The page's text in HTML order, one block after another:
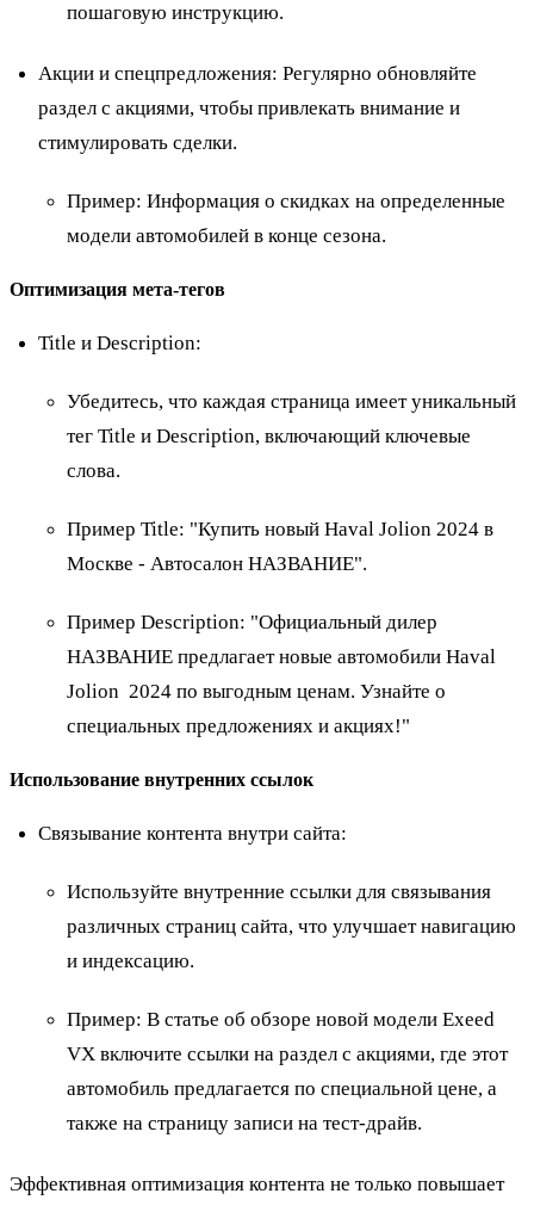
пошаговую инструкцию.
Акции и спецпредложения: Регулярно обновляйте
раздел с акциями, чтобы привлекать внимание и
стимулировать сделки.
Пример: Информация о скидках на определенные
модели автомобилей в конце сезона.
Оптимизация мета-тегов
Title и Description:
Убедитесь, что каждая страница имеет уникальный
тег Title и Description, включающий ключевые
слова.
Пример Title: "Купить новый Haval Jolion 2024 в
Москве - Автосалон НАЗВАНИЕ".
Пример Description: "Официальный дилер
НАЗВАНИЕ предлагает новые автомобили Haval
Jolion 2024 по выгодным ценам. Узнайте о
специальных предложениях и акциях!"
Использование внутренних ссылок
Связывание контента внутри сайта:
Используйте внутренние ссылки для связывания
различных страниц сайта, что улучшает навигацию
и индексацию.
Пример: В статье об обзоре новой модели Exeed
VX включите ссылки на раздел с акциями, где этот
автомобиль предлагается по специальной цене, а
также на страницу записи на тест-драйв.
Эффективная оптимизация контента не только повышает